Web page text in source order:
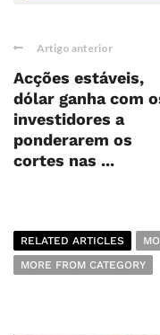
Artigo anterior
Acções estáveis,
dólar ganha com
investidores a
ponderarem os
cortes nas ...
RELATED ARTICLES
MORE FROM CATEGORY